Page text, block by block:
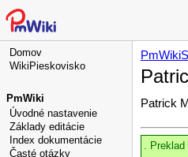
Domov
WikiPieskovisko
PmWiki
Úvodné nastavenie
Základy editácie
Index dokumentácie
Časté otázky
Patrick
.